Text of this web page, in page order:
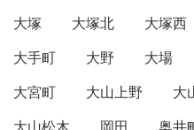
大塚
大塚北 大塚西
大手町
大野 大場
大宮町
大山上野 大